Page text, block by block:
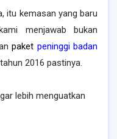
itu kemasan yang baru
menjawab bukan
paket peninggi badan
2016 pastinya.
lebih menguatkan